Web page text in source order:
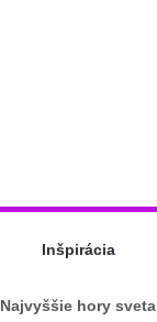
Inšpirácia
Najvyššie hory sveta